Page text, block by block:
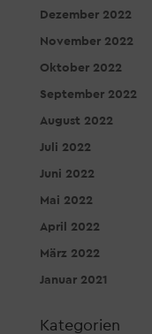
Dezember 2022
November 2022
Oktober 2022
September 2022
August 2022
Juli 2022
Juni 2022
Mai 2022
April 2022
März 2022
Januar 2021
Kategorien